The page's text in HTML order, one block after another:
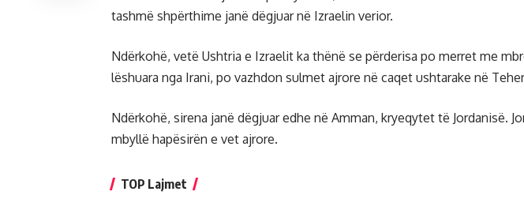
tashmë shpërthime janë dëgjuar në Izraelin verior.
Ndërkohë, vetë Ushtria e Izraelit ka thënë se përderisa po merret me
lëshuara nga Irani, po vazhdon sulmet ajrore në caqet ushtarake në
Ndërkohë, sirena janë dëgjuar edhe në Amman, kryeqytet të Jordanisë.
mbyllë hapësirën e vet ajrore.
TOP Lajmet